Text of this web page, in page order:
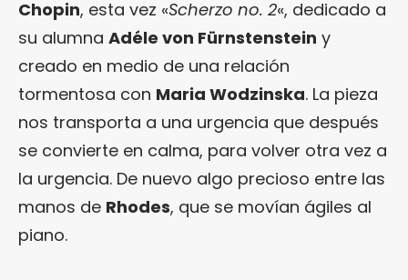
Chopin, esta vez «Scherzo no. 2«, dedicado a
su alumna Adéle von Fürnstenstein y
creado en medio de una relación
tormentosa con Maria Wodzinska. La pieza
nos transporta a una urgencia que después
se convierte en calma, para volver otra vez a
la urgencia. De nuevo algo precioso entre las
manos de Rhodes, que se movían ágiles al
piano.